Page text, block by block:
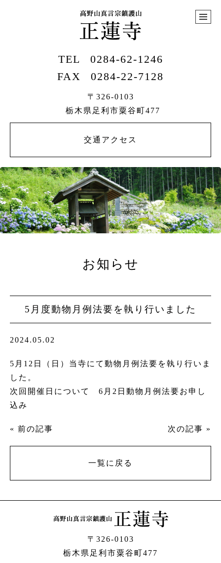
TEL
0284-62-1246
FAX
0284-22-7128
〒326-0103
栃木県足利市粟谷町477
交通アクセス
お知らせ
5月度動物月例法要を執り行いました
2024.05.02
5月12日（日）当寺にて動物月例法要を執り行いま
した。
次回開催日について 6月2日動物月例法要お申し
込み
« 前の記事 次の記事 »
一覧に戻る
〒326-0103
栃木県足利市粟谷町477